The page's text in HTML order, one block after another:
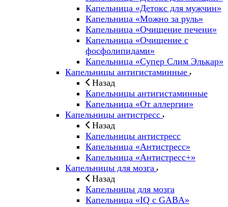
Капельница «Детокс для мужчин»
Капельница «Можно за руль»
Капельница «Очищение печени»
Капельница «Очищение с
фосфолипидами»
Капельница «Супер Слим Элькар»
Капельницы антигистаминные
Назад
Капельницы антигистаминные
Капельница «От аллергии»
Капельницы антистресс
Назад
Капельницы антистресс
Капельница «Антистресс»
Капельница «Антистресс+»
Капельницы для мозга
Назад
Капельницы для мозга
Капельница «IQ с GABA»